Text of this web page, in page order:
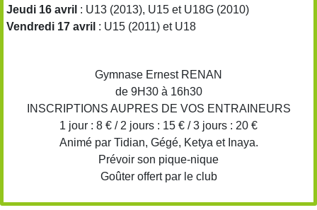
Jeudi 16 avril : U13 (2013), U15 et U18G (2010)
Vendredi 17 avril : U15 (2011) et U18
Gymnase Ernest RENAN
de 9H30 à 16h30
INSCRIPTIONS AUPRES DE VOS ENTRAINEURS
1 jour : 8 € / 2 jours : 15 € / 3 jours : 20 €
Animé par Tidian, Gégé, Ketya et Inaya.
Prévoir son pique-nique
Goûter offert par le club